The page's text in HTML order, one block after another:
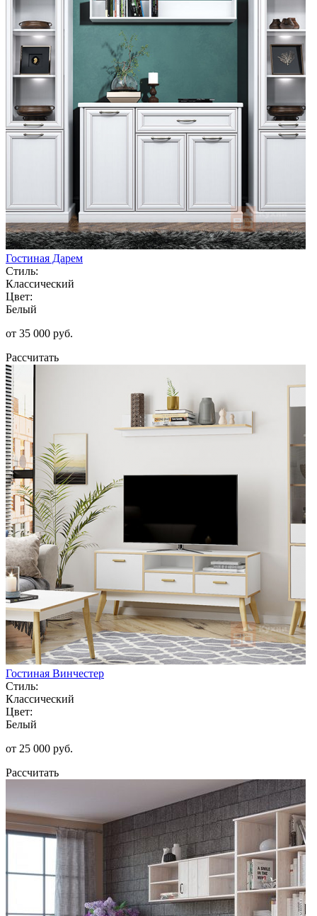
Гостиная Дарем
Стиль:
Классический
Цвет:
Белый
от 35 000 руб.
Рассчитать
Гостиная Винчестер
Стиль:
Классический
Цвет:
Белый
от 25 000 руб.
Рассчитать